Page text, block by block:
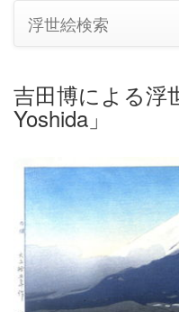
浮世絵検索
吉田博による浮
Yoshida」